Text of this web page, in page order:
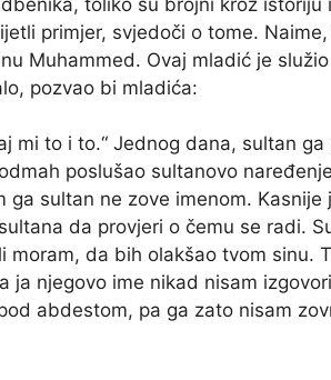
primjer, svjedoči o tome.
Muhammed. Ovaj mladić je
pozvao bi mladića:
mi to i to.“ Jednog dana, sultan
poslušao sultanovo
ga sultan ne zove imenom.
da provjeri o čemu se radi.
moram, da bih olakšao tvom sinu.
ja njegovo ime nikad nisam
abdestom, pa ga zato nisam